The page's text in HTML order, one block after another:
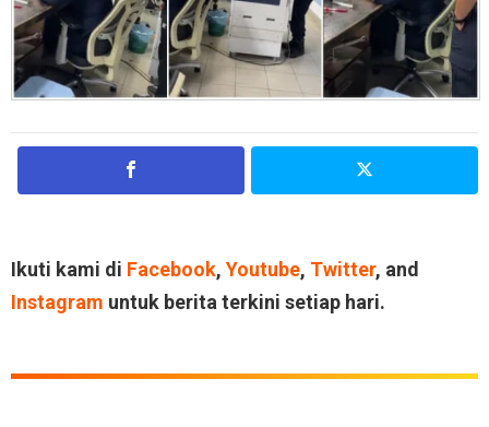
Ikuti kami di Facebook, Youtube, Twitter, and
Instagram untuk berita terkini setiap hari.